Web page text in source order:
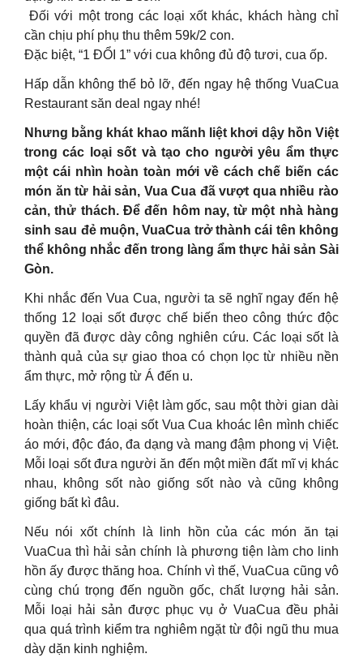
Đối với một trong các loại xốt khác, khách hàng chỉ
cần chịu phí phụ thu thêm 59k/2 con.
Đặc biệt, “1 ĐỔI 1” với cua không đủ độ tươi, cua ốp.
Hấp dẫn không thể bỏ lỡ, đến ngay hệ thống VuaCua
Restaurant săn deal ngay nhé!
Nhưng bằng khát khao mãnh liệt khơi dậy hồn Việt
trong các loại sốt và tạo cho người yêu ẩm thực
một cái nhìn hoàn toàn mới về cách chế biến các
món ăn từ hải sản, Vua Cua đã vượt qua nhiều rào
cản, thử thách. Để đến hôm nay, từ một nhà hàng
sinh sau đẻ muộn, VuaCua trở thành cái tên không
thể không nhắc đến trong làng ẩm thực hải sản Sài
Gòn.
Khi nhắc đến Vua Cua, người ta sẽ nghĩ ngay đến hệ
thống 12 loại sốt được chế biến theo công thức độc
quyền đã được dày công nghiên cứu. Các loại sốt là
thành quả của sự giao thoa có chọn lọc từ nhiều nền
ẩm thực, mở rộng từ Á đến u.
Lấy khẩu vị người Việt làm gốc, sau một thời gian dài
hoàn thiện, các loại sốt Vua Cua khoác lên mình chiếc
áo mới, độc đáo, đa dạng và mang đậm phong vị Việt.
Mỗi loại sốt đưa người ăn đến một miền đất mĩ vị khác
nhau, không sốt nào giống sốt nào và cũng không
giống bất kì đâu.
Nếu nói xốt chính là linh hồn của các món ăn tại
VuaCua thì hải sản chính là phương tiện làm cho linh
hồn ấy được thăng hoa. Chính vì thế, VuaCua cũng vô
cùng chú trọng đến nguồn gốc, chất lượng hải sản.
Mỗi loại hải sản được phục vụ ở VuaCua đều phải
qua quá trình kiểm tra nghiêm ngặt từ đội ngũ thu mua
dày dặn kinh nghiệm.